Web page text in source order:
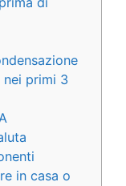
nei primi 3
in casa o